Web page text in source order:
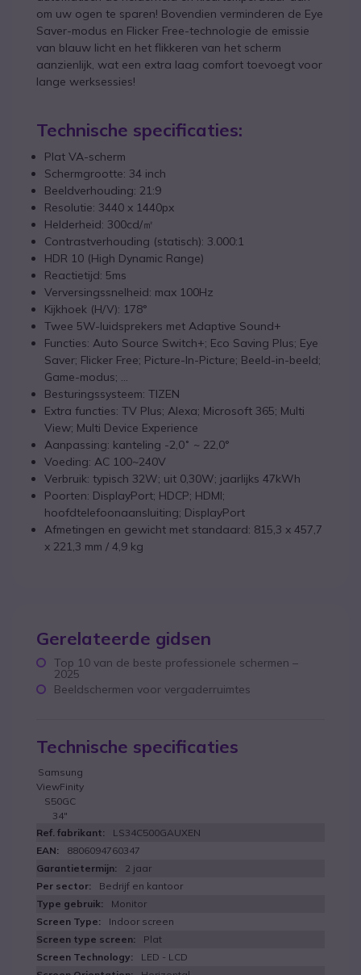
om uw ogen te sparen! Bovendien verminderen de Eye
Saver-modus en Flicker Free-technologie de emissie
van blauw licht en het flikkeren van het scherm
aanzienlijk, wat een extra laag comfort toevoegt voor
lange werksessies!
Technische specificaties:
Plat VA-scherm
Schermgrootte: 34 inch
Beeldverhouding: 21:9
Resolutie: 3440 x 1440px
Helderheid: 300cd/㎡
Contrastverhouding (statisch): 3.000:1
HDR 10 (High Dynamic Range)
Reactietijd: 5ms
Verversingssnelheid: max 100Hz
Kijkhoek (H/V): 178°
Twee 5W-luidsprekers met Adaptive Sound+
Functies: Auto Source Switch+; Eco Saving Plus; Eye
Saver; Flicker Free; Picture-In-Picture; Beeld-in-beeld;
Game-modus; ...
Besturingssysteem: TIZEN
Extra functies: TV Plus; Alexa; Microsoft 365; Multi
View; Multi Device Experience
Aanpassing: kanteling -2,0˚ ~ 22,0°
Voeding: AC 100~240V
Verbruik: typisch 32W; uit 0,30W; jaarlijks 47kWh
Poorten: DisplayPort; HDCP; HDMI;
hoofdtelefoonaansluiting; DisplayPort
Afmetingen en gewicht met standaard: 815,3 x 457,7
x 221,3 mm / 4,9 kg
Gerelateerde gidsen
Top 10 van de beste professionele schermen –
2025
Beeldschermen voor vergaderruimtes
Technische specificaties
Samsung
ViewFinity
S50GC
34"
LS34C500GAUXEN
8806094760347
2 jaar
Bedrijf en kantoor
Monitor
Indoor screen
Plat
LED - LCD